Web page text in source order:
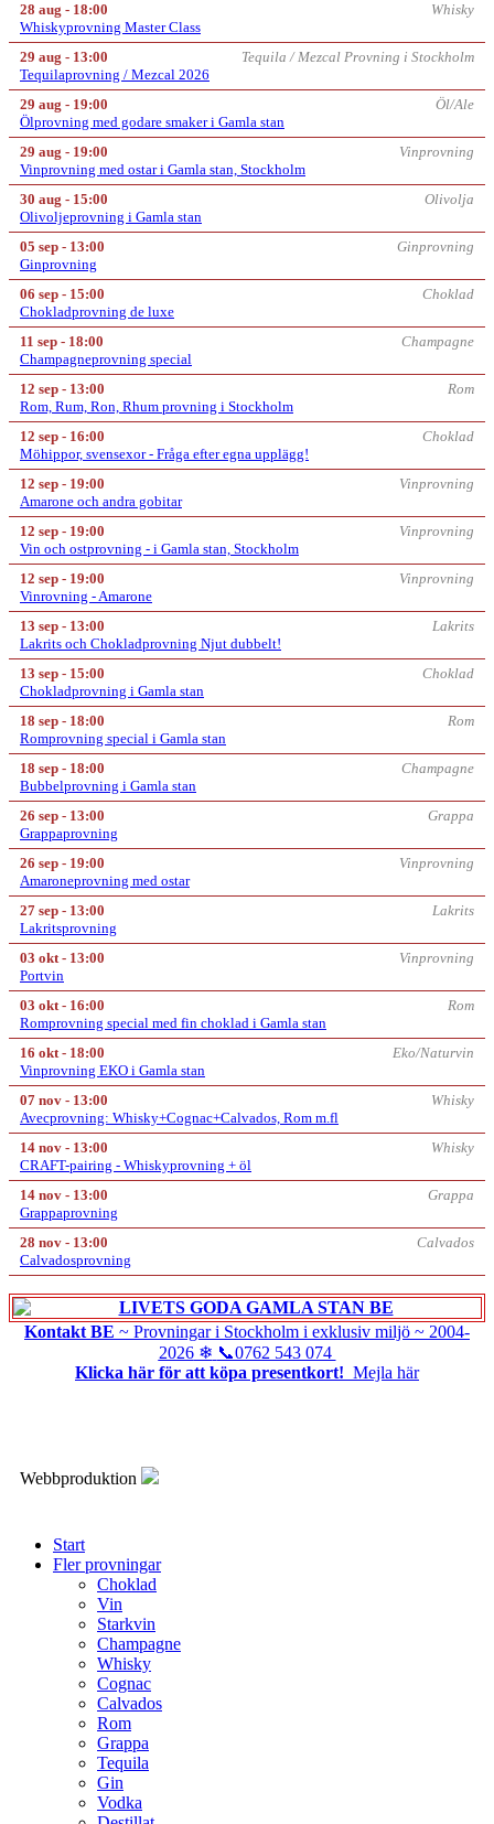
28 aug - 18:00
Whisky
Whiskyprovning Master Class
29 aug - 13:00
Tequila / Mezcal Provning i Stockholm
Tequilaprovning / Mezcal 2026
29 aug - 19:00
Öl/Ale
Ölprovning med godare smaker i Gamla stan
29 aug - 19:00
Vinprovning
Vinprovning med ostar i Gamla stan, Stockholm
30 aug - 15:00
Olivolja
Olivoljeprovning i Gamla stan
05 sep - 13:00
Ginprovning
Ginprovning
06 sep - 15:00
Choklad
Chokladprovning de luxe
11 sep - 18:00
Champagne
Champagneprovning special
12 sep - 13:00
Rom
Rom, Rum, Ron, Rhum provning i Stockholm
12 sep - 16:00
Choklad
Möhippor, svensexor - Fråga efter egna upplägg!
12 sep - 19:00
Vinprovning
Amarone och andra gobitar
12 sep - 19:00
Vinprovning
Vin och ostprovning - i Gamla stan, Stockholm
12 sep - 19:00
Vinprovning
Vinrovning - Amarone
13 sep - 13:00
Lakrits
Lakrits och Chokladprovning Njut dubbelt!
13 sep - 15:00
Choklad
Chokladprovning i Gamla stan
18 sep - 18:00
Rom
Romprovning special i Gamla stan
18 sep - 18:00
Champagne
Bubbelprovning i Gamla stan
26 sep - 13:00
Grappa
Grappaprovning
26 sep - 19:00
Vinprovning
Amaroneprovning med ostar
27 sep - 13:00
Lakrits
Lakritsprovning
03 okt - 13:00
Vinprovning
Portvin
03 okt - 16:00
Rom
Romprovning special med fin choklad i Gamla stan
16 okt - 18:00
Eko/Naturvin
Vinprovning EKO i Gamla stan
07 nov - 13:00
Whisky
Avecprovning: Whisky+Cognac+Calvados, Rom m.fl
14 nov - 13:00
Whisky
CRAFT-pairing - Whiskyprovning + öl
14 nov - 13:00
Grappa
Grappaprovning
28 nov - 13:00
Calvados
Calvadosprovning
Kontakt BE ~ Provningar i Stockholm i exklusiv miljö ~ 2004-
2026❄ 📞0762 543 074
Klicka här för att köpa presentkort! Mejla här
Webbproduktion
Start
Fler provningar
Choklad
Vin
Starkvin
Champagne
Whisky
Cognac
Calvados
Rom
Grappa
Tequila
Gin
Vodka